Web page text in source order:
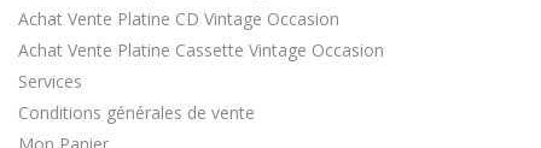
Achat Vente Platine CD Vintage Occasion
Achat Vente Platine Cassette Vintage Occasion
Services
Conditions générales de vente